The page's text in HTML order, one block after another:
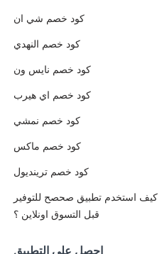
كود خصم شي ان
كود خصم النهدي
كود خصم نايس ون
كود خصم اي هيرب
كود خصم نمشي
كود خصم ماكس
كود خصم ترينديول
كيف استخدم تطبيق صحصح للتوفير
قبل التسوق اونلاين ؟
احصل على التطبيق